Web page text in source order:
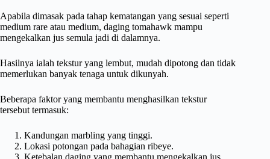
Apabila dimasak pada tahap kematangan yang sesuai seperti
medium rare atau medium, daging tomahawk mampu
mengekalkan jus semula jadi di dalamnya.
Hasilnya ialah tekstur yang lembut, mudah dipotong dan tidak
memerlukan banyak tenaga untuk dikunyah.
Beberapa faktor yang membantu menghasilkan tekstur
tersebut termasuk:
Kandungan marbling yang tinggi.
Lokasi potongan pada bahagian ribeye.